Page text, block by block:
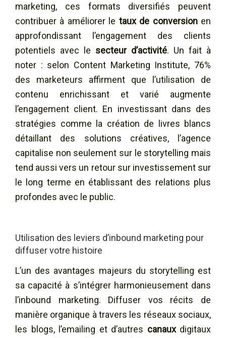
marketing, ces formats diversifiés peuvent
contribuer à améliorer le taux de conversionen
approfondissant l’engagement des clients
potentiels avec le secteur d’activité. Un fait à
noter : selon Content Marketing Institute, 76%
des marketeurs affirment que l’utilisation de
contenu enrichissant et varié augmente
l’engagement client. En investissant dans des
stratégies comme la création de livres blancs
détaillant des solutions créatives, l’agence
capitalise non seulement sur le storytelling mais
tend aussi vers un retour sur investissement sur
le long terme en établissant des relations plus
profondes avec le public.
Utilisation des leviers d’inbound marketing pour
diffuser votre histoire
L’un des avantages majeurs du storytelling est
sa capacité à s’intégrer harmonieusement dans
l’inbound marketing. Diffuser vos récits de
manière organique à travers les réseaux sociaux,
les blogs, l’emailing et d’autres canauxdigitaux